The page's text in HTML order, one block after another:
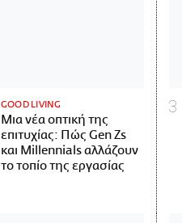
GOOD LIVING
Μια νέα οπτική της
επιτυχίας: Πώς Gen Zs
και Millennials αλλάζουν
το τοπίο της εργασίας